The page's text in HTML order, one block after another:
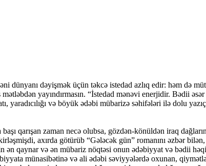
dünyanı dəyişmək üçün təkcə istedad azlıq edir: həm də
mətləbdən yayındırmasın. “İstedad mənəvi enerjidir. Bədii
və böyük ədəbi mübarizə səhifələri ilə dolu
qarışan zaman necə olubsa, gözdən-könüldən iraq
axırda götürüb “Gələcək gün” romanını əzbər
qaynar və ən mübariz nöqtəsi onun ədəbiyyat və bədii
münasibətinə və ali ədəbi səviyyələrdə oxunan,